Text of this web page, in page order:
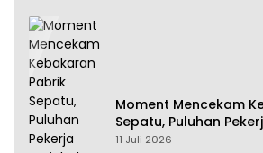
Moment Mencekam
Sepatu, Puluhan
28 Orang Tewas
11 Juli 2026